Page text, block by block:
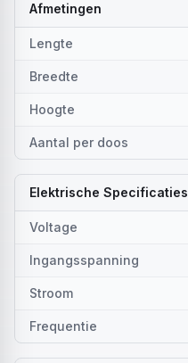
Afmetingen
Lengte
Breedte
Hoogte
Aantal per doos
Elektrische Specificaties
Voltage
Ingangsspanning
Stroom
Frequentie